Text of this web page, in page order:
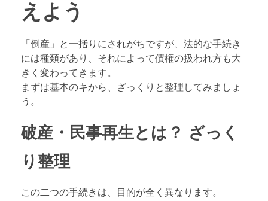
えよう
「倒産」と一括りにされがちですが、法的な手続き
には種類があり、それによって債権の扱われ方も大
きく変わってきます。
まずは基本のキから、ざっくりと整理してみましょ
う。
破産・民事再生とは？ ざっく
り整理
この二つの手続きは、目的が全く異なります。